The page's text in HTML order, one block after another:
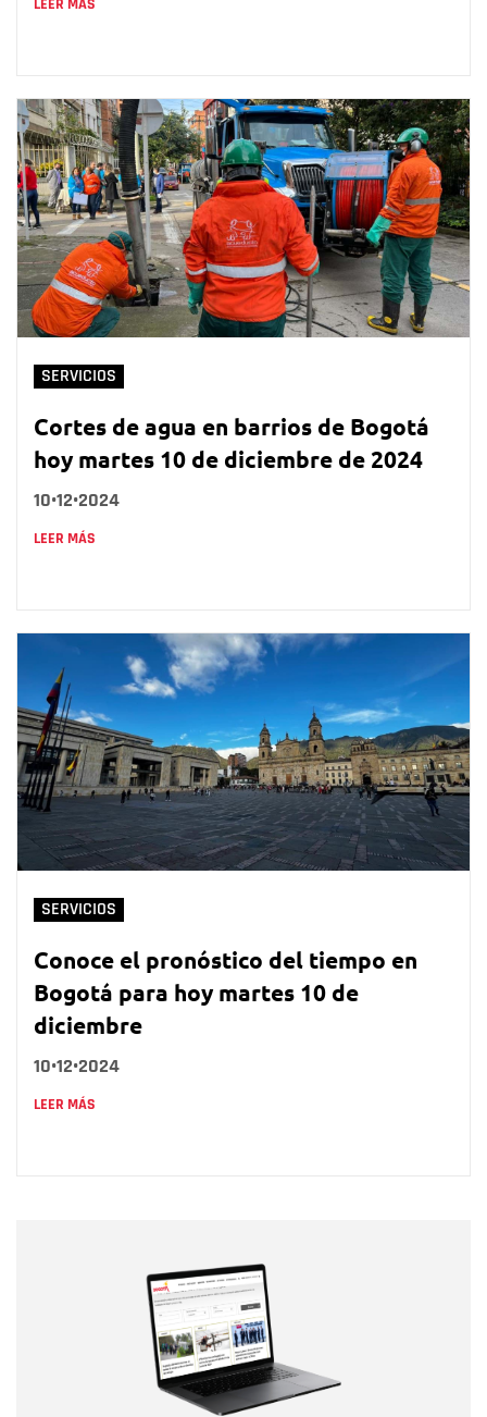
LEER MÁS
SERVICIOS
Cortes de agua en barrios de Bogotá
hoy martes 10 de diciembre de 2024
10•12•2024
LEER MÁS
SERVICIOS
Conoce el pronóstico del tiempo en
Bogotá para hoy martes 10 de
diciembre
10•12•2024
LEER MÁS
Correo electrónico
Tipo de comentario